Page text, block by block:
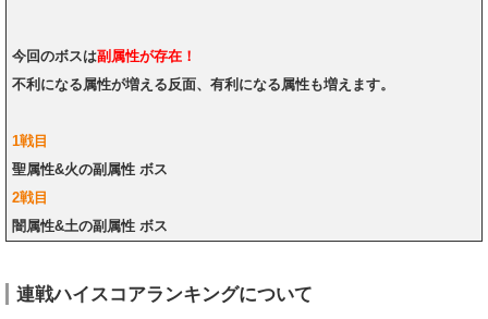
今回のボスは副属性が存在！
不利になる属性が増える反面、有利になる属性も増えます。
1戦目
聖属性&火の副属性 ボス
2戦目
闇属性&土の副属性 ボス
連戦ハイスコアランキングについて